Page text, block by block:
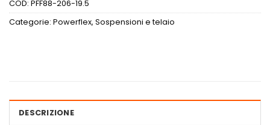
COD: PFF88-206-19.5
Categorie: Powerflex, Sospensioni e telaio
DESCRIZIONE